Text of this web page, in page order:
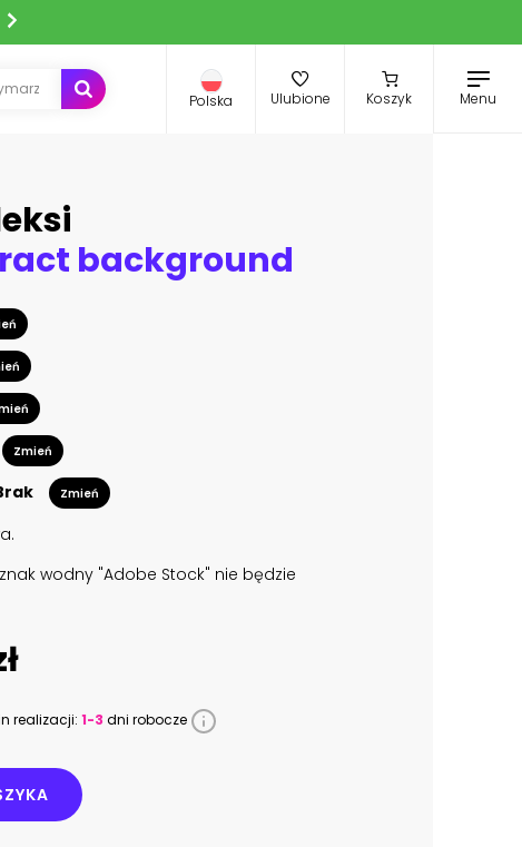
Polska Ulubione Koszyk Menu
background
Zmień
Zmień
wodny "Adobe Stock" nie będzie
realizacji: 1-3 dni robocze